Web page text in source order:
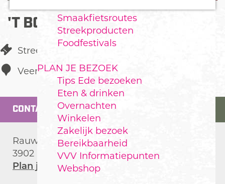
a
g
Smaakfietsroutes
Streekproducten
Foodfestivals
PLAN JE BEZOEK
Tips Ede bezoeken
Eten & drinken
Overnachten
Winkelen
Zakelijk bezoek
Bereikbaarheid
VVV Informatiepunten
Webshop
'T BOERENWINKELTJE
Streekproducten
Veenendaal
CONTACT
Rauweveldseweg 1
3902 HC
Veenendaal
Plan je routen